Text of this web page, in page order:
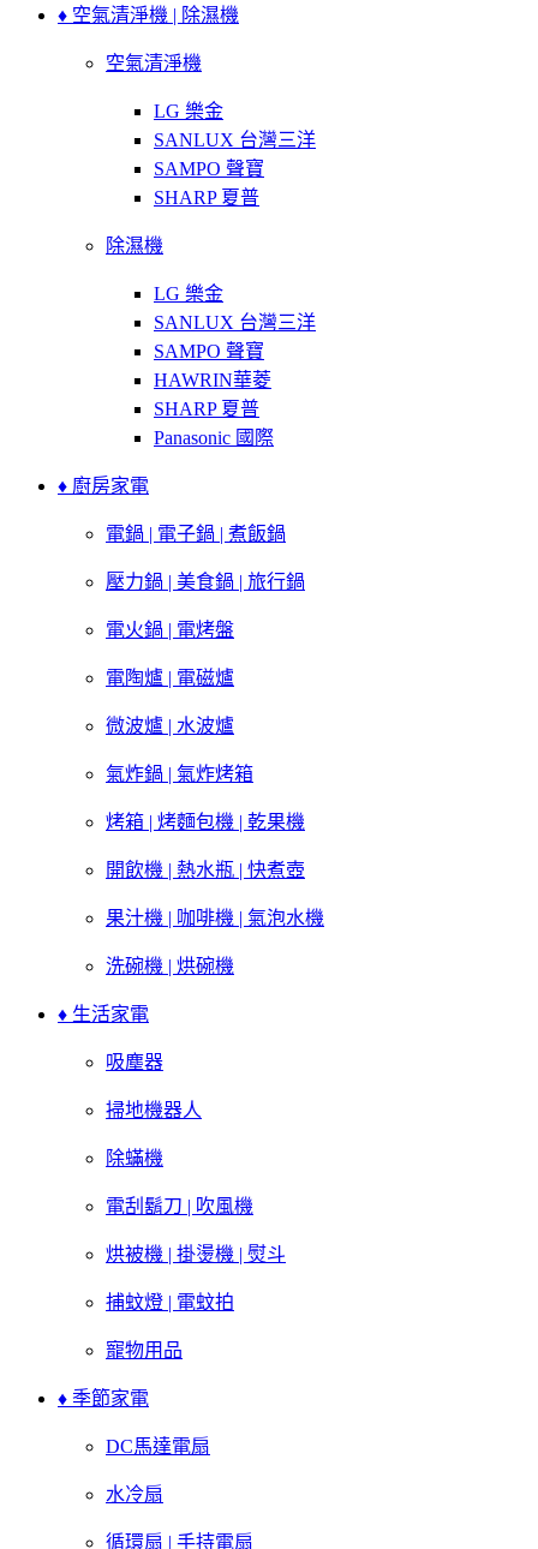
♦ 空氣清淨機 | 除濕機
空氣清淨機
LG 樂金
SANLUX 台灣三洋
SAMPO 聲寶
SHARP 夏普
除濕機
LG 樂金
SANLUX 台灣三洋
SAMPO 聲寶
HAWRIN華菱
SHARP 夏普
Panasonic 國際
♦ 廚房家電
電鍋 | 電子鍋 | 煮飯鍋
壓力鍋 | 美食鍋 | 旅行鍋
電火鍋 | 電烤盤
電陶爐 | 電磁爐
微波爐 | 水波爐
氣炸鍋 | 氣炸烤箱
烤箱 | 烤麵包機 | 乾果機
開飲機 | 熱水瓶 | 快煮壺
果汁機 | 咖啡機 | 氣泡水機
洗碗機 | 烘碗機
♦ 生活家電
吸塵器
掃地機器人
除蟎機
電刮鬍刀 | 吹風機
烘被機 | 掛燙機 | 熨斗
捕蚊燈 | 電蚊拍
寵物用品
♦ 季節家電
DC馬達電扇
水冷扇
循環扇 | 手持電扇